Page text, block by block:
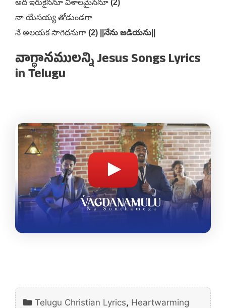
అది ఇరుకైననూ విశాలమైననూ (2)
నా యేసయ్య తోడుండగా
నే అలయక సాగెదనుగా (2) ||నేను జడియను||
వాగ్ధానములన్ని Jesus Songs Lyrics
in Telugu
Categories
Telugu Christian Lyrics, Heartwarming